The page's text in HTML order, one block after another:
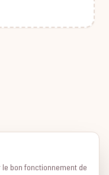
bon fonctionnement de
résultats.